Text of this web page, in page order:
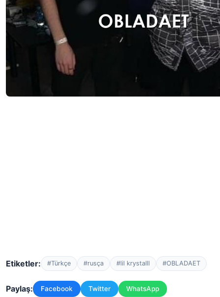
Etiketler: #Türkçe #rusça #lil krystalll #OBLADAET
Paylaş: Facebook Twitter WhatsApp